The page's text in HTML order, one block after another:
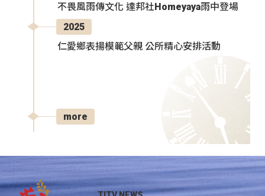
不畏風雨傳文化 達邦社Homeyaya雨中登場
2025
仁愛鄉表揚模範父親 公所精心安排活動
more